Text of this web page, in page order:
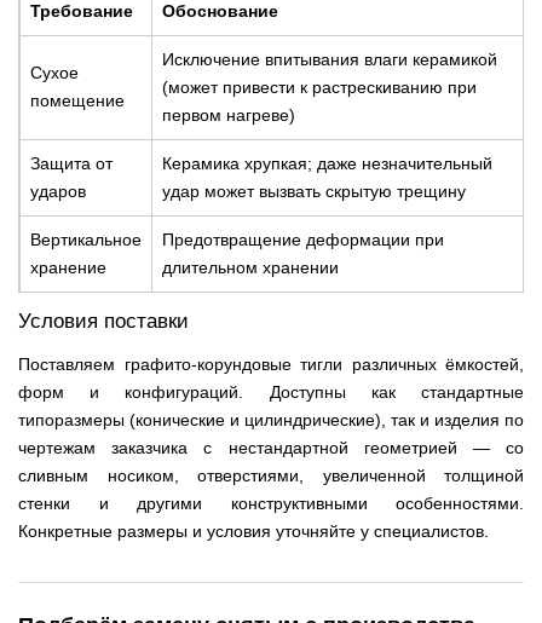
Требование Обоснование
Сухое
помещение
Исключение впитывания влаги керамикой
(может привести к растрескиванию при
первом нагреве)
Защита от
ударов
Керамика хрупкая; даже незначительный
удар может вызвать скрытую трещину
Вертикальное
хранение
Предотвращение деформации при
длительном хранении
Условия поставки
Поставляем графито-корундовые тигли различных ёмкостей,
форм и конфигураций. Доступны как стандартные
типоразмеры (конические и цилиндрические), так и изделия по
чертежам заказчика с нестандартной геометрией — со
сливным носиком, отверстиями, увеличенной толщиной
стенки и другими конструктивными особенностями.
Конкретные размеры и условия уточняйте у специалистов.